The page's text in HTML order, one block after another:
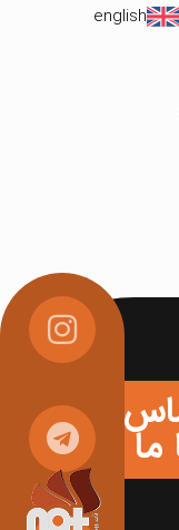
english
ما